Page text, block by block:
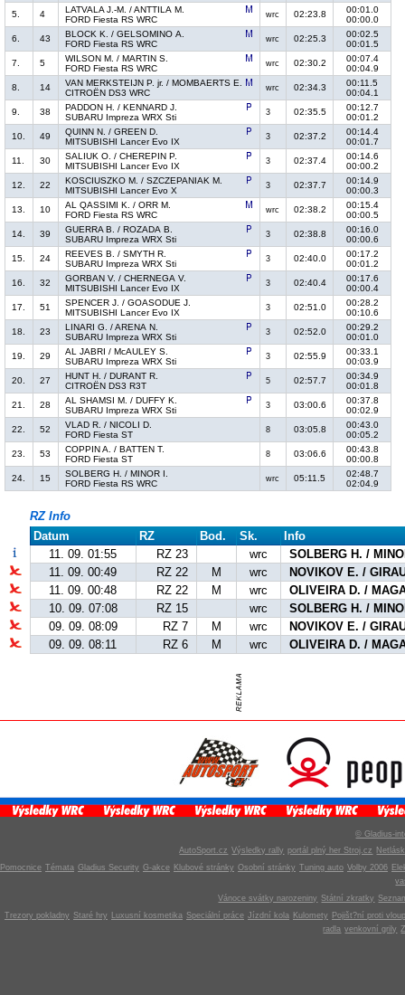
5.
4
LATVALA J.-M. / ANTTILA M.
FORD Fiesta RS WRC
wrc 02:23.8
00:01.0
00:00.0
6.
43
BLOCK K. / GELSOMINO A.
FORD Fiesta RS WRC
wrc 02:25.3
00:02.5
00:01.5
7.
5
WILSON M. / MARTIN S.
FORD Fiesta RS WRC
wrc 02:30.2
00:07.4
00:04.9
8.
14
VAN MERKSTEIJN P. jr. / MOMBAERTS E.
CITROËN DS3 WRC
wrc 02:34.3
00:11.5
00:04.1
9.
38
PADDON H. / KENNARD J.
SUBARU Impreza WRX Sti
3 02:35.5
00:12.7
00:01.2
10.
49
QUINN N. / GREEN D.
MITSUBISHI Lancer Evo IX
3 02:37.2
00:14.4
00:01.7
11.
30
SALIUK O. / CHEREPIN P.
MITSUBISHI Lancer Evo IX
3 02:37.4
00:14.6
00:00.2
12.
22
KOSCIUSZKO M. / SZCZEPANIAK M.
MITSUBISHI Lancer Evo X
3 02:37.7
00:14.9
00:00.3
13.
10
AL QASSIMI K. / ORR M.
FORD Fiesta RS WRC
wrc 02:38.2
00:15.4
00:00.5
14.
39
GUERRA B. / ROZADA B.
SUBARU Impreza WRX Sti
3 02:38.8
00:16.0
00:00.6
15.
24
REEVES B. / SMYTH R.
SUBARU Impreza WRX Sti
3 02:40.0
00:17.2
00:01.2
16.
32
GORBAN V. / CHERNEGA V.
MITSUBISHI Lancer Evo IX
3 02:40.4
00:17.6
00:00.4
17.
51
SPENCER J. / GOASODUE J.
MITSUBISHI Lancer Evo IX
3 02:51.0
00:28.2
00:10.6
18.
23
LINARI G. / ARENA N.
SUBARU Impreza WRX Sti
3 02:52.0
00:29.2
00:01.0
19.
29
AL JABRI / McAULEY S.
SUBARU Impreza WRX Sti
3 02:55.9
00:33.1
00:03.9
20.
27
HUNT H. / DURANT R.
CITROËN DS3 R3T
5 02:57.7
00:34.9
00:01.8
21.
28
AL SHAMSI M. / DUFFY K.
SUBARU Impreza WRX Sti
3 03:00.6
00:37.8
00:02.9
22.
52
VLAD R. / NICOLI D.
FORD Fiesta ST
8 03:05.8
00:43.0
00:05.2
23.
53
COPPIN A. / BATTEN T.
FORD Fiesta ST
8 03:06.6
00:43.8
00:00.8
24.
15
SOLBERG H. / MINOR I.
FORD Fiesta RS WRC
wrc 05:11.5
02:48.7
02:04.9
RZ Info
Datum
RZ Bod. Sk.
Info
11. 09. 01:55
RZ 23 wrc
SOLBERG H. /
11. 09. 00:49
RZ 22 M wrc
NOVIKOV E. /
11. 09. 00:48
RZ 22 M wrc
OLIVEIRA D. /
10. 09. 07:08
RZ 15 wrc
SOLBERG H. /
09. 09. 08:09
RZ 7 M wrc
NOVIKOV E. /
09. 09. 08:11
RZ 6 M wrc OLIVEIRA D. /
© Gladius-
AutoSport.cz Výsledky rally portál plný her Stroj.cz
Pomocnice Témata Gladius Security G-akce Klubové stránky Osobní stránky Tuning auto Volby 2006
Vánoce svátky narozeniny Státní zkratky
Trezory pokladny Staré hry Luxusní kosmetika Speciální práce Jízdní kola Kulomety
Pojišt?ní proti
radla venkovní grily